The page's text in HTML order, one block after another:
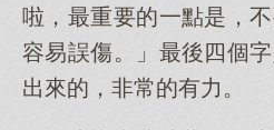
啦，最重要的一點是，
容易誤傷。」最後四個
出來的，非常的有力。